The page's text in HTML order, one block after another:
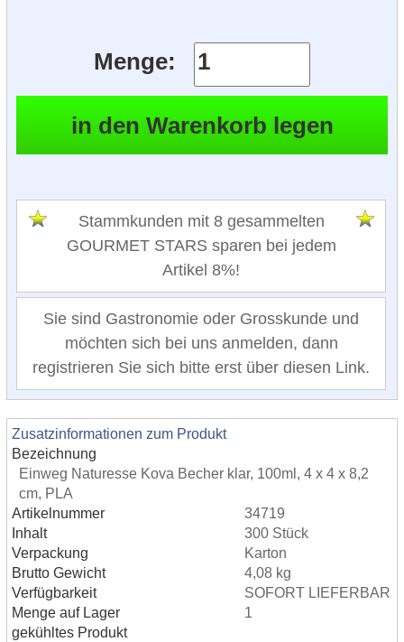
Menge:
Stammkunden mit 8 gesammelten
GOURMET STARS sparen bei jedem
Artikel 8%!
Sie sind Gastronomie oder Grosskunde und
möchten sich bei uns anmelden, dann
registrieren Sie sich bitte erst über diesen Link.
Zusatzinformationen zum Produkt
Bezeichnung
Einweg Naturesse Kova Becher klar, 100ml, 4 x 4 x 8,2
cm, PLA
Artikelnummer
34719
Inhalt
300 Stück
Verpackung
Karton
Brutto Gewicht
4,08 kg
Verfügbarkeit
SOFORT LIEFERBAR
Menge auf Lager
1
gekühltes Produkt